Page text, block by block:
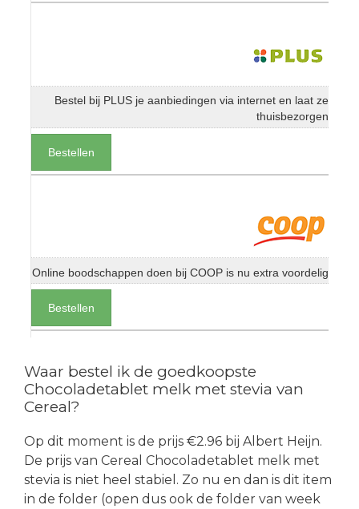
Bestel bij PLUS je aanbiedingen via internet en laat ze
thuisbezorgen
Bestellen
Online boodschappen doen bij COOP is nu extra voordelig
Bestellen
Waar bestel ik de goedkoopste
Chocoladetablet melk met stevia van
Cereal?
Op dit moment is de prijs €2.96 bij Albert Heijn.
De prijs van Cereal Chocoladetablet melk met
stevia is niet heel stabiel. Zo nu en dan is dit item
in de folder (open dus ook de folder van week